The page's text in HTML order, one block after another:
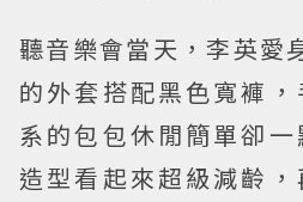
聽音樂會當天，李英愛
的外套搭配黑色寬褲
系的包包休閒簡單卻
造型看起來超級減齡